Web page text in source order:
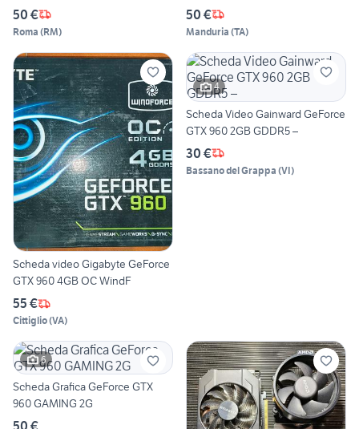
50 €
Roma (RM)
50 €
Manduria (TA)
Scheda video Gigabyte GeForce
GTX 960 4GB OC WindF
55 €
Cittiglio(VA)
4
Scheda Video Gainward GeForce
GTX 960 2GB GDDR5 –
30 €
Bassano del Grappa (VI)
6
Scheda Grafica GeForce GTX
960 GAMING 2G